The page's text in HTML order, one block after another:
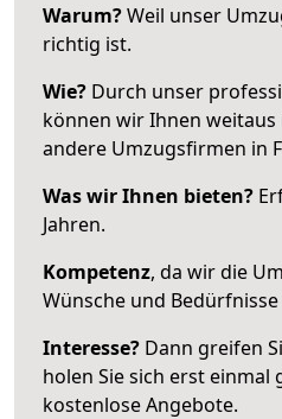
Warum?Weil unser
richtig ist.
Wie? Durch unser
können wir Ihnen
andere Umzugsfirmen in
Was wir Ihnen bieten?
Jahren.
Kompetenz, da wir die
Wünsche und Bedürfnisse
Interesse? Dann greifen
holen Sie sich erst einmal
kostenlose Angebote.